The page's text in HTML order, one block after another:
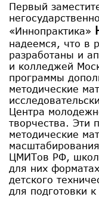
Первый
«Иннопрактика»
надеемся, что в
разработаны и
и колледжей
программы
методические
Центра
творчества. Эти
методические
ЦМИТов РФ,
для них
детского
для подготовки